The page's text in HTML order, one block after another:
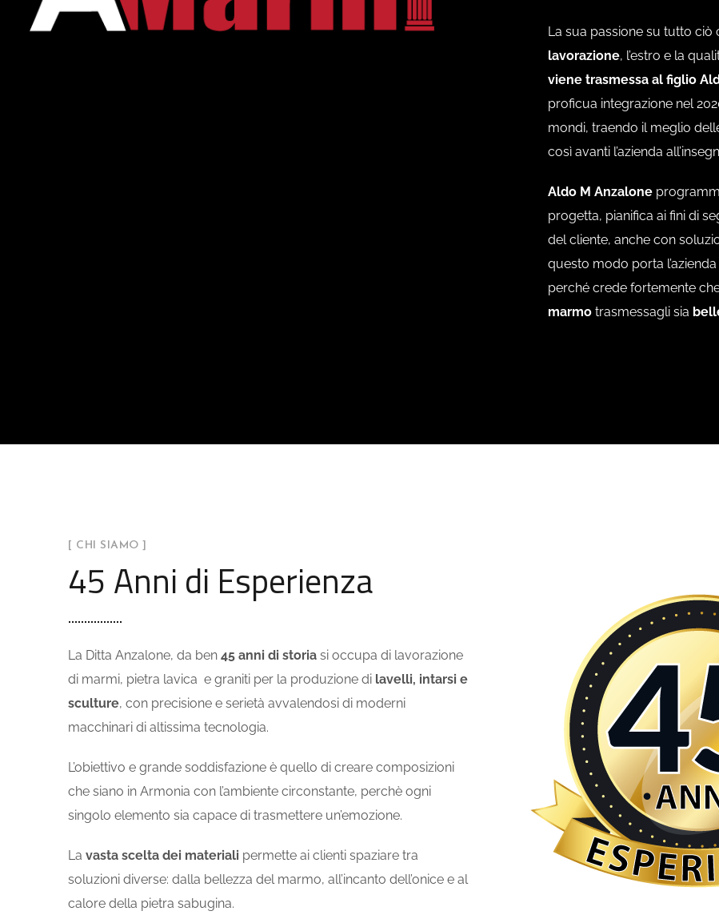
La sua passione su tutto ciò
lavorazione, l’estro e la
viene trasmessa al figlio
proficua integrazione nel
mondi, traendo il meglio
così avanti l’azienda
Aldo M Anzalone
progetta, pianifica ai fini di
del cliente, anche con
questo modo porta
perché crede fortemente
marmo trasmessagli sia
[ CHI SIAMO ]
45 Anni di Esperienza
La Ditta Anzalone, da ben 45 anni di storia si occupa di lavorazione
di marmi, pietra lavica e graniti per la produzione di lavelli, intarsi e
sculture, con precisione e serietà avvalendosi di moderni
macchinari di altissima tecnologia.
L’obiettivo e grande soddisfazione è quello di creare composizioni
che siano in Armonia con l’ambiente circonstante, perchè ogni
singolo elemento sia capace di trasmettere un’emozione.
La vasta scelta dei materiali permette ai clienti spaziare tra
soluzioni diverse: dalla bellezza del marmo, all’incanto dell’onice e al
calore della pietra sabugina.